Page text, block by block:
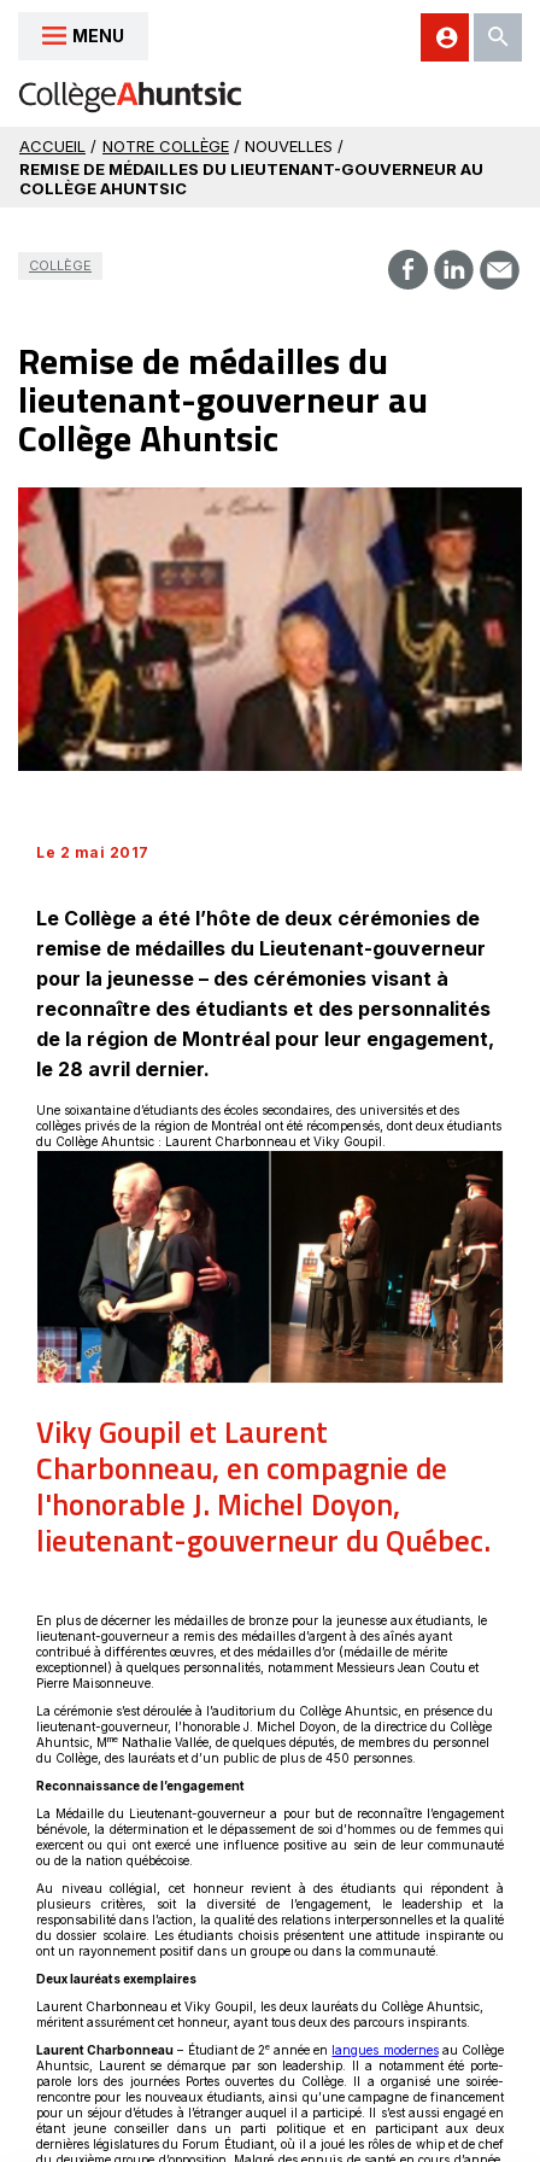
Aller au contenu
MENU
ACCUEIL / NOTRE COLLÈGE / NOUVELLES /
REMISE DE MÉDAILLES DU LIEUTENANT-GOUVERNEUR AU
COLLÈGE AHUNTSIC
COLLÈGE
Remise de médailles du
lieutenant-gouverneur au
Collège Ahuntsic
Le 2 mai 2017
Le Collège a été l’hôte de deux cérémonies de
remise de médailles du Lieutenant-gouverneur
pour la jeunesse – des cérémonies visant à
reconnaître des étudiants et des personnalités
de la région de Montréal pour leur engagement,
le 28 avril dernier.
Une soixantaine d’étudiants des écoles secondaires, des universités et des
collèges privés de la région de Montréal ont été récompensés, dont deux étudiants
du Collège Ahuntsic : Laurent Charbonneau et Viky Goupil.
Viky Goupil et Laurent
Charbonneau, en compagnie de
l'honorable J. Michel Doyon,
lieutenant-gouverneur du Québec.
En plus de décerner les médailles de bronze pour la jeunesse aux étudiants, le
lieutenant-gouverneur a remis des médailles d’argent à des aînés ayant
contribué à différentes œuvres, et des médailles d’or (médaille de mérite
exceptionnel) à quelques personnalités, notamment Messieurs Jean Coutu et
Pierre Maisonneuve.
La cérémonie s’est déroulée à l’auditorium du Collège Ahuntsic, en présence du
lieutenant-gouverneur, l’honorable J. Michel Doyon, de la directrice du Collège
Ahuntsic, M me Nathalie Vallée, de quelques députés, de membres du personnel
du Collège, des lauréats et d’un public de plus de 450 personnes.
Reconnaissance de l’engagement
La Médaille du Lieutenant-gouverneur a pour but de reconnaître l’engagement
bénévole, la détermination et le dépassement de soi d’hommes ou de femmes qui
exercent ou qui ont exercé une influence positive au sein de leur communauté
ou de la nation québécoise.
Au niveau collégial, cet honneur revient à des étudiants qui répondent à
plusieurs critères, soit la diversité de l’engagement, le leadership et la
responsabilité dans l’action, la qualité des relations interpersonnelles et la qualité
du dossier scolaire. Les étudiants choisis présentent une attitude inspirante ou
ont un rayonnement positif dans un groupe ou dans la communauté.
Deux lauréats exemplaires
Laurent Charbonneau et Viky Goupil, les deux lauréats du Collège Ahuntsic,
méritent assurément cet honneur, ayant tous deux des parcours inspirants.
Laurent Charbonneau – Étudiant de 2eannée en langues modernesau Collège
Ahuntsic, Laurent se démarque par son leadership. Il a notamment été porte-
parole lors des journées Portes ouvertes du Collège. Il a organisé une soirée-
rencontre pour les nouveaux étudiants, ainsi qu’une campagne de financement
pour un séjour d’études à l’étranger auquel il a participé. Il s’est aussi engagé en
étant jeune conseiller dans un parti politique et en participant aux deux
dernières législatures du Forum Étudiant, où il a joué les rôles de whip et de chef